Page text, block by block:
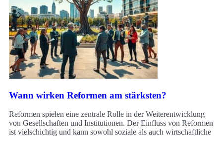
Wann wirken Reformen am stärksten?
Reformen spielen eine zentrale Rolle in der Weiterentwicklung
von Gesellschaften und Institutionen. Der Einfluss von Reformen
ist vielschichtig und kann sowohl soziale als auch wirtschaftliche